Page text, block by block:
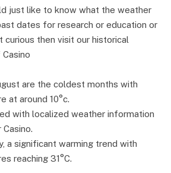
just like to know what the weather
dates for research or education or
curious then visit our historical
are the coldest months with
at around 10°c.
with localized weather information
a significant warming trend with
reaching 31°C.